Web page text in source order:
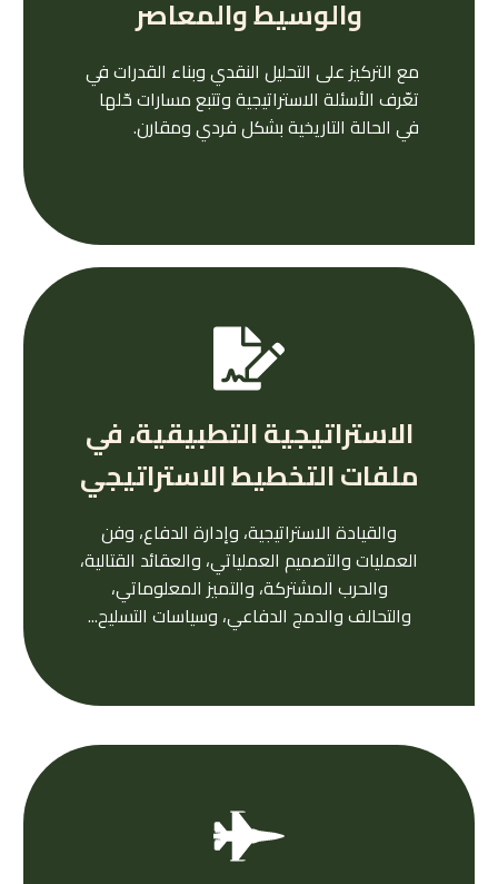
والوسيط والمعاصر
مع التركيز على التحليل النقدي وبناء القدرات في
تعّرف الأسئلة الاستراتيجية وتتبع مسارات حّلها
في الحالة التاريخية بشكل فردي ومقارن.
الاستراتيجية التطبيقية، في
ملفات التخطيط الاستراتيجي
والقيادة الاستراتيجية، وإدارة الدفاع، وفن
العمليات والتصميم العملياتي، والعقائد القتالية،
والحرب المشتركة، والتميز المعلوماتي،
والتحالف والدمج الدفاعي، وسياسات التسليح...